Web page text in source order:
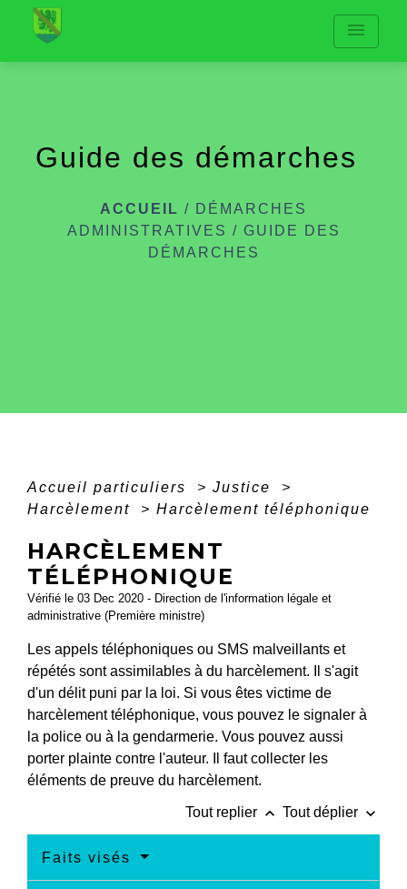
menu
Guide des démarches
ACCUEIL / DÉMARCHES
ADMINISTRATIVES / GUIDE DES
DÉMARCHES
Accueil particuliers > Justice
>
Harcèlement
> Harcèlement téléphonique
HARCÈLEMENT
TÉLÉPHONIQUE
Vérifié le 03 Dec 2020 - Direction de l'information légale et
administrative (Première ministre)
Les appels téléphoniques ou SMS malveillants et
répétés sont assimilables à du harcèlement. Il s'agit
d'un délit puni par la loi. Si vous êtes victime de
harcèlement téléphonique, vous pouvez le signaler à
la police ou à la gendarmerie. Vous pouvez aussi
porter plainte contre l'auteur. Il faut collecter les
éléments de preuve du harcèlement.
Tout replier keyboard_arrow_up Tout déplier keyboard_arrow_down
Faits visés